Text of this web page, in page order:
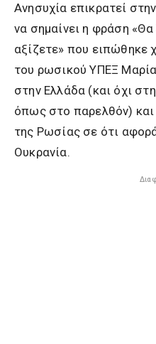
Ανησυχία επικρατεί
να σημαίνει η φράση
αξίζετε» που
του ρωσικού ΥΠΕΞ
στην Ελλάδα (και όχι
όπως στο παρελθόν)
της Ρωσίας σε ότι
Ουκρανία.